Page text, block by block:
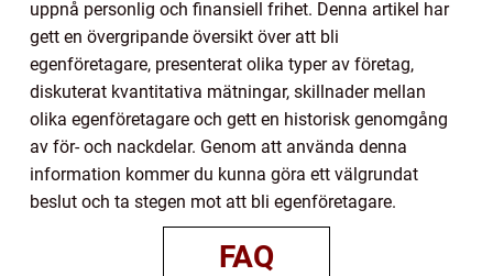
uppnå personlig och finansiell frihet. Denna artikel har
gett en övergripande översikt över att bli
egenföretagare, presenterat olika typer av företag,
diskuterat kvantitativa mätningar, skillnader mellan
olika egenföretagare och gett en historisk genomgång
av för- och nackdelar. Genom att använda denna
information kommer du kunna göra ett välgrundat
beslut och ta stegen mot att bli egenföretagare.
FAQ